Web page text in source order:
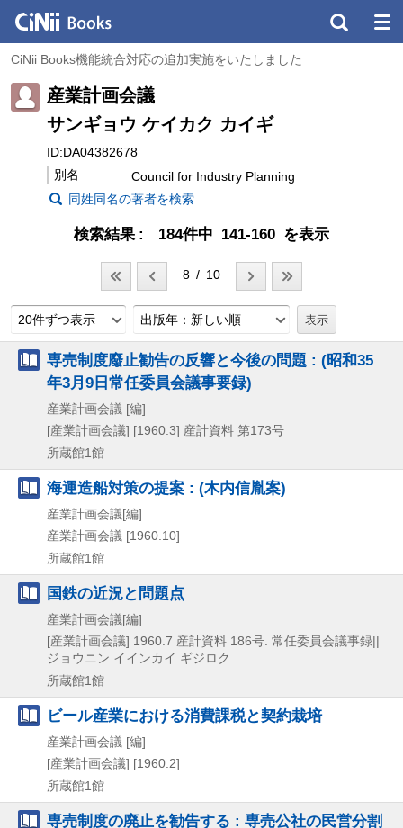
CiNii Books機能統合対応の追加実施をいたしました
産業計画会議
サンギョウ ケイカク カイギ
ID:DA04382678
別名
Council for Industry Planning
同姓同名の著者を検索
検索結果 184件中 141-160 を表示
8 / 10
20件ずつ表示 出版年：新しい順
専売制度廢止勧告の反響と今後の問題 : (昭和35
年3月9日常任委員会議事要録)
産業計画会議 [編]
[産業計画会議] [1960.3] 産計資料 第173号
所蔵館1館
海運造船対策の提案 : (木内信胤案)
産業計画会議[編]
産業計画会議 [1960.10]
所蔵館1館
国鉄の近況と問題点
産業計画会議[編]
[産業計画会議] 1960.7 産計資料 186号. 常任委員会議事録||
ジョウニン イインカイ ギジロク
所蔵館1館
ビール産業における消費課税と契約栽培
産業計画会議 [編]
[産業計画会議] [1960.2]
所蔵館1館
専売制度の廃止を勧告する : 専売公社の民営分割